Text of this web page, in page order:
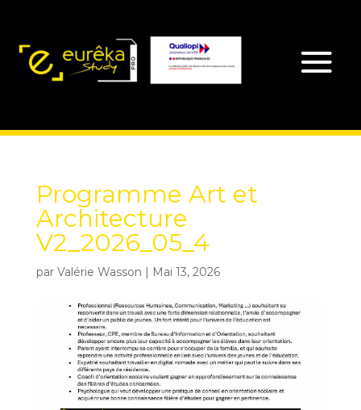
Programme Art et
Architecture
V2_2026_05_4
par Valérie Wasson | Mai 13, 2026